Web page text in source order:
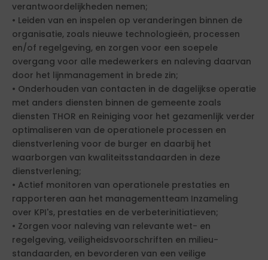
verantwoordelijkheden nemen;
• Leiden van en inspelen op veranderingen binnen de
organisatie, zoals nieuwe technologieën, processen
en/of regelgeving, en zorgen voor een soepele
overgang voor alle medewerkers en naleving daarvan
door het lijnmanagement in brede zin;
• Onderhouden van contacten in de dagelijkse operatie
met anders diensten binnen de gemeente zoals
diensten THOR en Reiniging voor het gezamenlijk verder
optimaliseren van de operationele processen en
dienstverlening voor de burger en daarbij het
waarborgen van kwaliteitsstandaarden in deze
dienstverlening;
• Actief monitoren van operationele prestaties en
rapporteren aan het managementteam Inzameling
over KPI's, prestaties en de verbeterinitiatieven;
• Zorgen voor naleving van relevante wet- en
regelgeving, veiligheidsvoorschriften en milieu-
standaarden, en bevorderen van een veilige